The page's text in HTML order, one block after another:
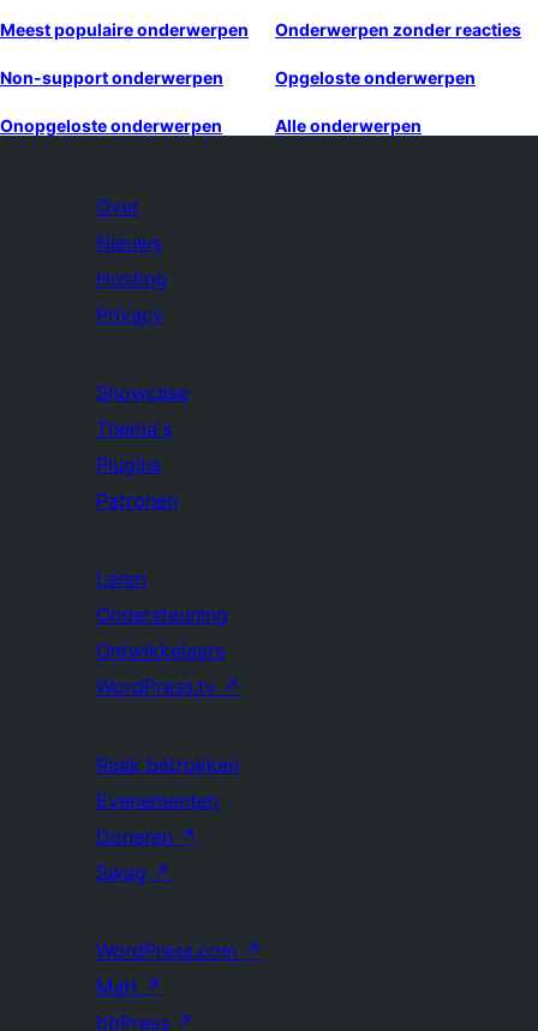
Meest populaire onderwerpen Onderwerpen zonder reacties
Non-support onderwerpen Opgeloste onderwerpen
Onopgeloste onderwerpen Alle onderwerpen
Over
Nieuws
Hosting
Privacy
Showcase
Thema's
Plugins
Patronen
Leren
Ondersteuning
Ontwikkelaars
WordPress.tv ↗
Raak betrokken
Evenementen
Doneren ↗
Swag ↗
WordPress.com ↗
Matt ↗
bbPress ↗